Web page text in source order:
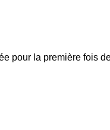
pour la première fois